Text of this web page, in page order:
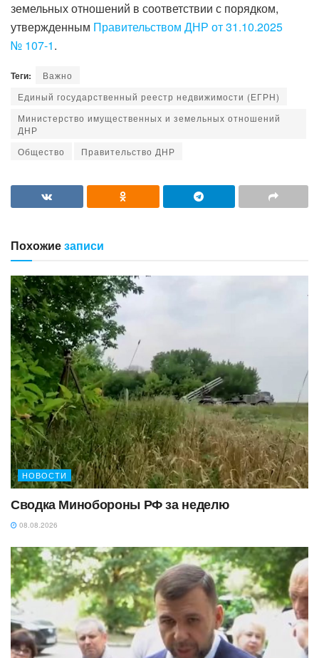
земельных отношений в соответствии с порядком,
утвержденным Правительством ДНР от 31.10.2025
№ 107-1.
Теги:
Важно
Единый государственный реестр недвижимости (ЕГРН)
Министерство имущественных и земельных отношений
ДНР
Общество
Правительство ДНР
Похожиезаписи
НОВОСТИ
Сводка Минобороны РФ за неделю
08.08.2026